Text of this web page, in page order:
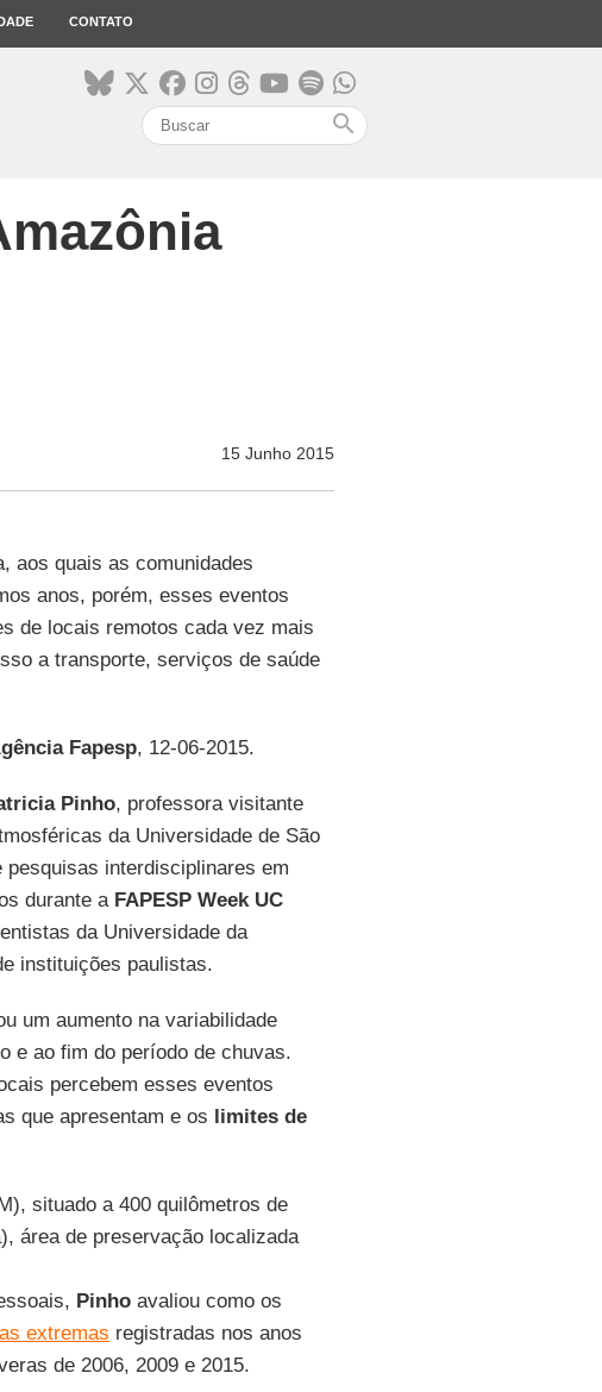
CONTATO
search
15 Junho 2015
aos quais as comunidades
anos, porém, esses eventos
de locais remotos cada vez mais
a transporte, serviços de saúde
Fapesp, 12-06-2015.
Pinho, professora visitante
da Universidade de São
interdisciplinares em
durante a FAPESP Week UC
da Universidade da
instituições paulistas.
um aumento na variabilidade
e ao fim do período de chuvas.
percebem esses eventos
que apresentam e os limites de
situado a 400 quilômetros de
área de preservação localizada
Pinhoavaliou como os
extremas registradas nos anos
de 2006, 2009 e 2015.